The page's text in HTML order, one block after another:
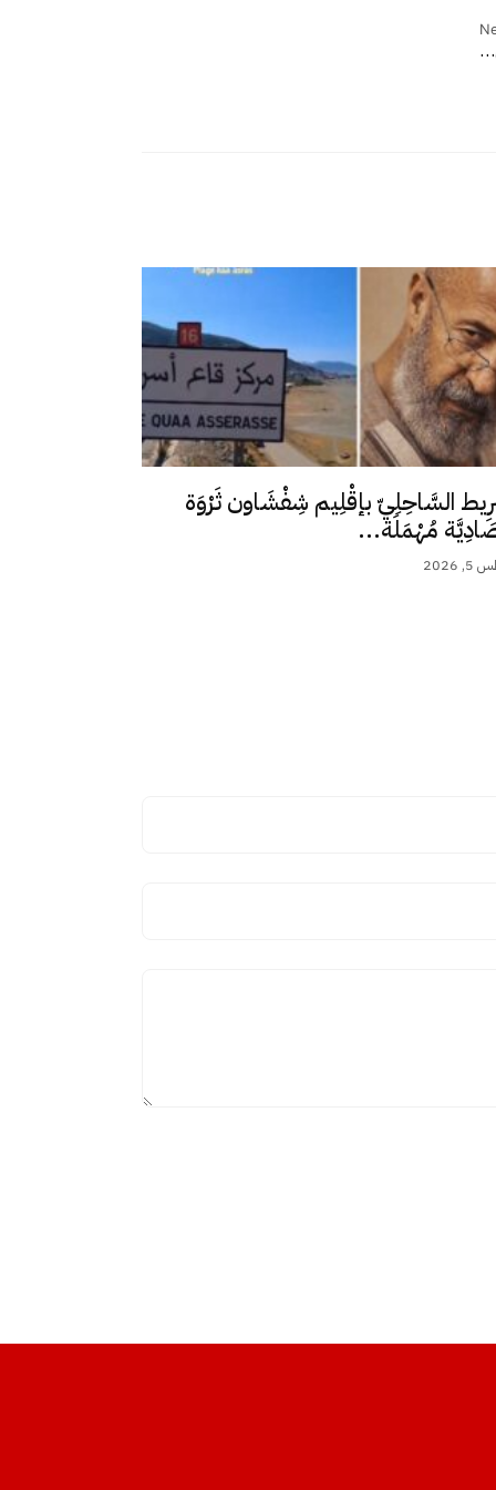
السَّاحِلِيّ بإقْلِيم شِفْشَاون ثَرْوَة
مُهْمَلَة...